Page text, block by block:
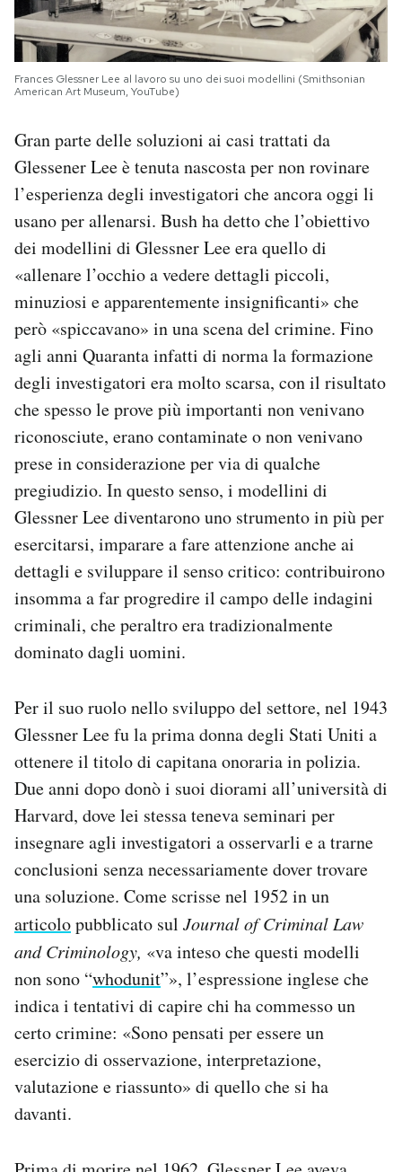
Frances Glessner Lee al lavoro su uno dei suoi modellini (Smithsonian
American Art Museum, YouTube)
Gran parte delle soluzioni ai casi trattati da
Glessener Lee è tenuta nascosta per non rovinare
l’esperienza degli investigatori che ancora oggi li
usano per allenarsi. Bush ha detto che l’obiettivo
dei modellini di Glessner Lee era quello di
«allenare l’occhio a vedere dettagli piccoli,
minuziosi e apparentemente insignificanti» che
però «spiccavano» in una scena del crimine. Fino
agli anni Quaranta infatti di norma la formazione
degli investigatori era molto scarsa, con il risultato
che spesso le prove più importanti non venivano
riconosciute, erano contaminate o non venivano
prese in considerazione per via di qualche
pregiudizio. In questo senso, i modellini di
Glessner Lee diventarono uno strumento in più per
esercitarsi, imparare a fare attenzione anche ai
dettagli e sviluppare il senso critico: contribuirono
insomma a far progredire il campo delle indagini
criminali, che peraltro era tradizionalmente
dominato dagli uomini.
Per il suo ruolo nello sviluppo del settore, nel 1943
Glessner Lee fu la prima donna degli Stati Uniti a
ottenere il titolo di capitana onoraria in polizia.
Due anni dopo donò i suoi diorami all’università di
Harvard, dove lei stessa teneva seminari per
insegnare agli investigatori a osservarli e a trarne
conclusioni senza necessariamente dover trovare
una soluzione. Come scrisse nel 1952 in un
articolopubblicato sul Journal of Criminal Law
and Criminology, «va inteso che questi modelli
non sono “whodunit”», l’espressione inglese che
indica i tentativi di capire chi ha commesso un
certo crimine: «Sono pensati per essere un
esercizio di osservazione, interpretazione,
valutazione e riassunto» di quello che si ha
davanti.